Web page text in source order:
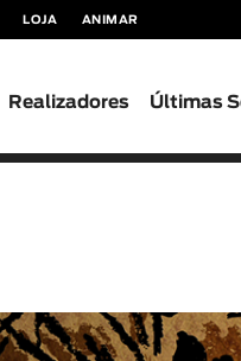
LOJA ANIMAR
Realizadores Últimas